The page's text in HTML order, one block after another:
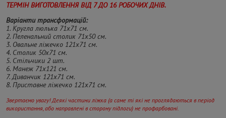
ТЕРМІН ВИГОТОВЛЕННЯ ВІД 7 ДО 16 РОБОЧИХ ДНІВ.
Варіанти трансформацій:
1. Кругла люлька 71х71 см.
2. Пеленальний столик 71х50 см.
3. Овальне ліжечко 121х71 см.
4. Столик 50х71 см.
5. Стільчики 2 шт.
6. Манеж 71х121 см.
7. Диванчик 121х71 см.
8. Приставне ліжечко 121х71 см.
Звертаємо увагу! Деякі частини ліжка (а саме ті які не проглядаються в період
використання, або направлені в сторону підлоги) не профарбовані.